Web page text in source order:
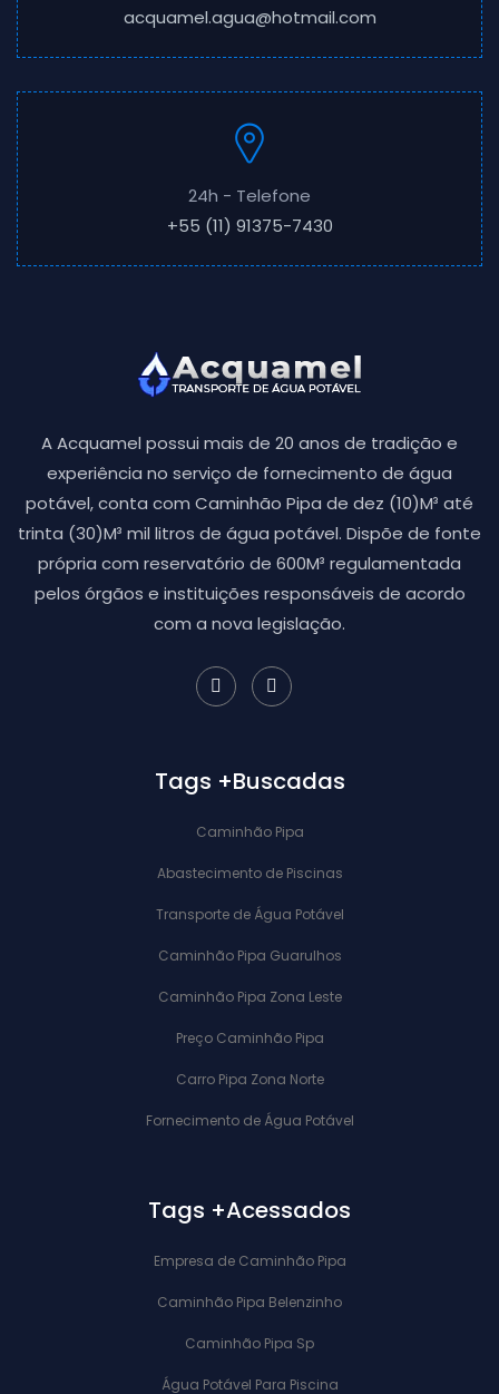
acquamel.agua@hotmail.com
24h - Telefone
+55 (11) 91375-7430
A Acquamel possui mais de 20 anos de tradição e
experiência no serviço de fornecimento de água
potável, conta com Caminhão Pipa de dez (10)M³ até
trinta (30)M³ mil litros de água potável. Dispõe de fonte
própria com reservatório de 600M³ regulamentada
pelos órgãos e instituições responsáveis de acordo
com a nova legislação.
Tags +Buscadas
Caminhão Pipa
Abastecimento de Piscinas
Transporte de Água Potável
Caminhão Pipa Guarulhos
Caminhão Pipa Zona Leste
Preço Caminhão Pipa
Carro Pipa Zona Norte
Fornecimento de Água Potável
Tags +Acessados
Empresa de Caminhão Pipa
Caminhão Pipa Belenzinho
Caminhão Pipa Sp
Água Potável Para Piscina